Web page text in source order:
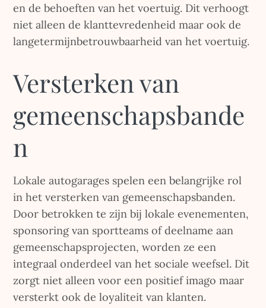
en de behoeften van het voertuig. Dit verhoogt
niet alleen de klanttevredenheid maar ook de
langetermijnbetrouwbaarheid van het voertuig.
Versterken van
gemeenschapsbande
n
Lokale autogarages spelen een belangrijke rol
in het versterken van gemeenschapsbanden.
Door betrokken te zijn bij lokale evenementen,
sponsoring van sportteams of deelname aan
gemeenschapsprojecten, worden ze een
integraal onderdeel van het sociale weefsel. Dit
zorgt niet alleen voor een positief imago maar
versterkt ook de loyaliteit van klanten.